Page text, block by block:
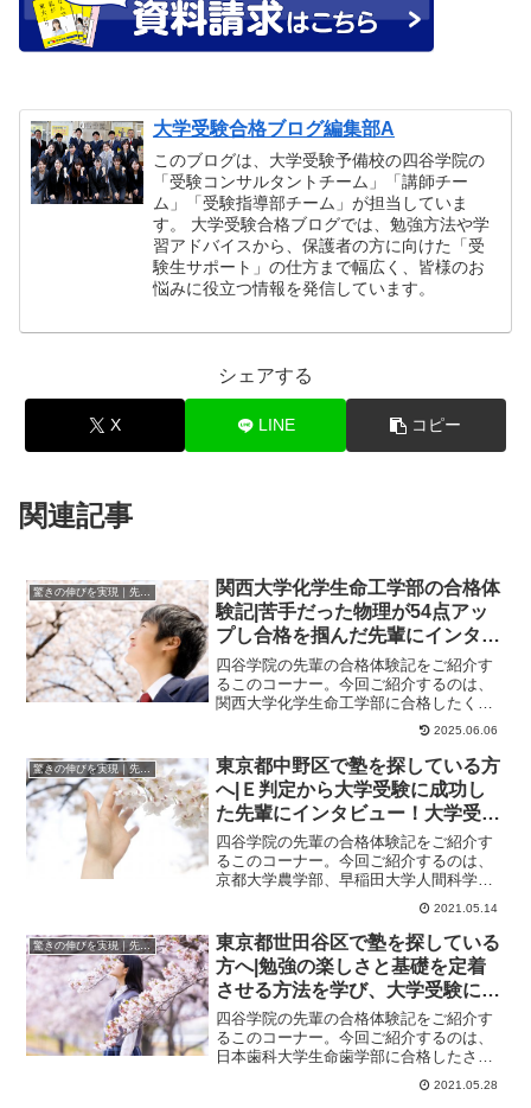
大学受験合格ブログ編集部A
このブログは、大学受験予備校の四谷学院の
「受験コンサルタントチーム」「講師チー
ム」「受験指導部チーム」が担当していま
す。 大学受験合格ブログでは、勉強方法や学
習アドバイスから、保護者の方に向けた「受
験生サポート」の仕方まで幅広く、皆様のお
悩みに役立つ情報を発信しています。
シェアする
X LINE コピー
関連記事
関西大学化学生命工学部の合格体
験記|苦手だった物理が54点アッ
プし合格を掴んだ先輩にインタビ
ュー！大学受験予備校四谷学院
四谷学院の先輩の合格体験記をご紹介す
るこのコーナー。今回ご紹介するのは、
関西大学化学生命工学部に合格したくん
のストーリーです。くんが合格した大学
2025.06.06
東京都中野区で塾を探している方
へ|Ｅ判定から大学受験に成功し
た先輩にインタビュー！大学受験
予備校四谷学院
四谷学院の先輩の合格体験記をご紹介す
るこのコーナー。今回ご紹介するのは、
京都大学農学部、早稲田大学人間科学
部、東京理科大学理工学部に合格したく
2021.05.14
驚きの伸びを実現｜先輩列伝
東京都世田谷区で塾を探している
方へ|勉強の楽しさと基礎を定着
させる方法を学び、大学受験に成
功した先輩にインタビュー！大学
受験予備校四谷学院
四谷学院の先輩の合格体験記をご紹介す
るこのコーナー。今回ご紹介するのは、
日本歯科大学生命歯学部に合格したさん
のストーリーです。基礎の見直しから
2021.05.28